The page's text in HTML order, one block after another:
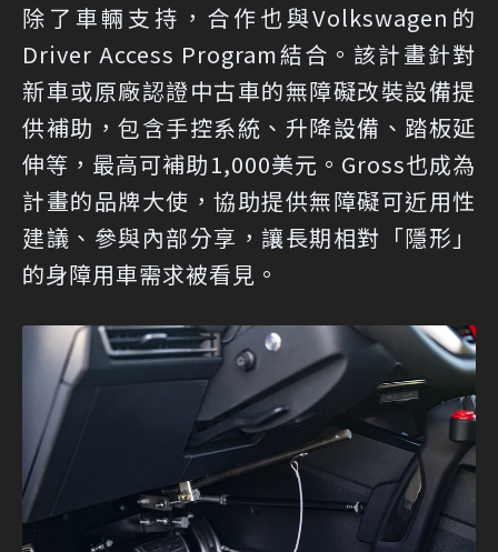
除了車輛支持，合作也與Volkswagen的
Driver Access Program結合。該計畫針對
新車或原廠認證中古車的無障礙改裝設備提
供補助，包含手控系統、升降設備、踏板延
伸等，最高可補助1,000美元。Gross也成為
計畫的品牌大使，協助提供無障礙可近用性
建議、參與內部分享，讓長期相對「隱形」
的身障用車需求被看見。